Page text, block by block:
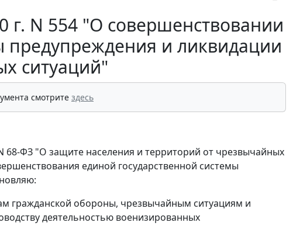
г. N 554 "О совершенствовании
предупреждения и ликвидации
ситуаций"
смотрите здесь
68-ФЗ "О защите населения и территорий от чрезвычайных
единой государственной системы
гражданской обороны, чрезвычайным ситуациям и
деятельностью военизированных